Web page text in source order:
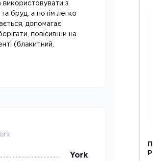
використовувати з
бруд, а потім легко
допомагає
повісивши на
(блакитний,
York